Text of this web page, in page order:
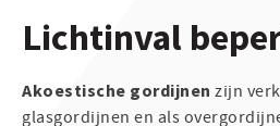
Lichtinval
Akoestische gordijnen zijn
glasgordijnen en als